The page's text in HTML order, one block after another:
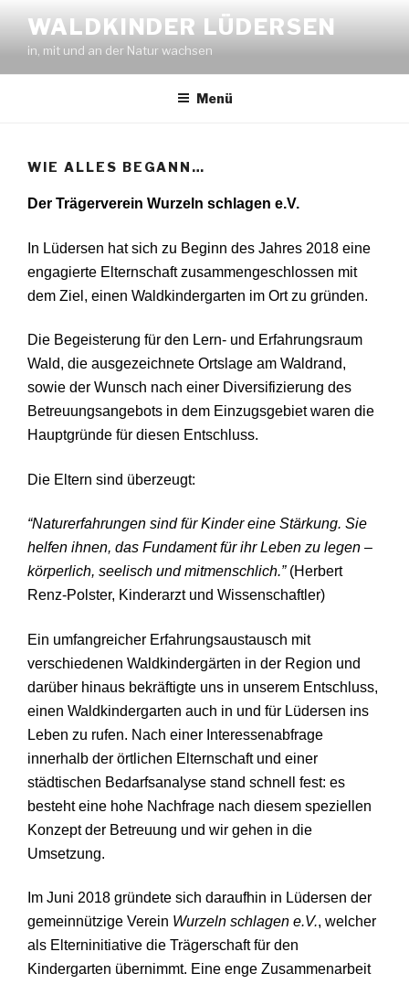
Inhalt
springen
WALDKINDER LÜDERSEN
in, mit und an der Natur wachsen
Menü
WIE ALLES BEGANN…
Der Trägerverein Wurzeln schlagen e.V.
In Lüdersen hat sich zu Beginn des Jahres 2018 eine
engagierte Elternschaft zusammengeschlossen mit
dem Ziel, einen Waldkindergarten im Ort zu gründen.
Die Begeisterung für den Lern- und Erfahrungsraum
Wald, die ausgezeichnete Ortslage am Waldrand,
sowie der Wunsch nach einer Diversifizierung des
Betreuungsangebots in dem Einzugsgebiet waren die
Hauptgründe für diesen Entschluss.
Die Eltern sind überzeugt:
“Naturerfahrungen sind für Kinder eine Stärkung. Sie
helfen ihnen, das Fundament für ihr Leben zu legen –
körperlich, seelisch und mitmenschlich.” (Herbert
Renz-Polster, Kinderarzt und Wissenschaftler)
Ein umfangreicher Erfahrungsaustausch mit
verschiedenen Waldkindergärten in der Region und
darüber hinaus bekräftigte uns in unserem Entschluss,
einen Waldkindergarten auch in und für Lüdersen ins
Leben zu rufen. Nach einer Interessenabfrage
innerhalb der örtlichen Elternschaft und einer
städtischen Bedarfsanalyse stand schnell fest: es
besteht eine hohe Nachfrage nach diesem speziellen
Konzept der Betreuung und wir gehen in die
Umsetzung.
Im Juni 2018 gründete sich daraufhin in Lüdersen der
gemeinnützige Verein Wurzeln schlagen e.V., welcher
als Elterninitiative die Trägerschaft für den
Kindergarten übernimmt. Eine enge Zusammenarbeit